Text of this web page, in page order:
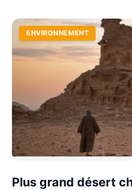
ENVIRONNEMENT
Plus grand désert